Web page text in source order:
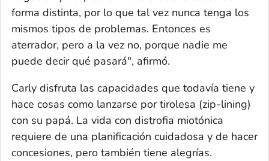
forma distinta, por lo que tal vez nunca tenga los
mismos tipos de problemas. Entonces es
aterrador, pero a la vez no, porque nadie me
puede decir qué pasará", afirmó.
Carly disfruta las capacidades que todavía tiene y
hace cosas como lanzarse por tirolesa (zip-lining)
con su papá. La vida con distrofia miotónica
requiere de una planificación cuidadosa y de hacer
concesiones, pero también tiene alegrías.